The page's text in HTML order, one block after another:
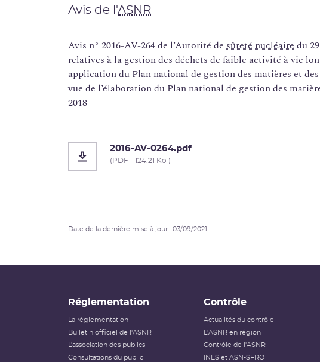
Avis de l'ASNR
Avis n° 2016-AV-264 de l’Autorité de sûreté nucléaire du
relatives à la gestion des déchets de faible activité à vie
application du Plan national de gestion des matières et des
vue de l’élaboration du Plan national de gestion des
2018
2016-AV-0264.pdf
(PDF - 124.21 Ko )
Date de la dernière mise à jour : 03/09/2021
Réglementation
La réglementation
Bulletin officiel de l'ASNR
L’association des publics
Consultations du public
Contrôle
Actualités du contrôle
L'ASNR en région
Contrôle de l'ASNR
INES et ASN-SFRO